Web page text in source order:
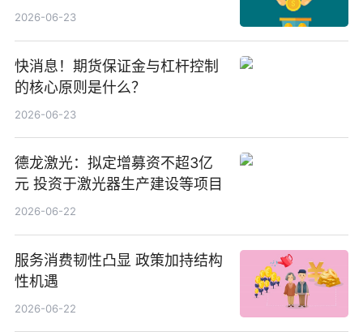
等方案
2026-06-23
快消息！期货保证金与杠杆控制
的核心原则是什么？
2026-06-23
德龙激光：拟定增募资不超3亿
元 投资于激光器生产建设等项目
2026-06-22
服务消费韧性凸显 政策加持结构
性机遇
2026-06-22